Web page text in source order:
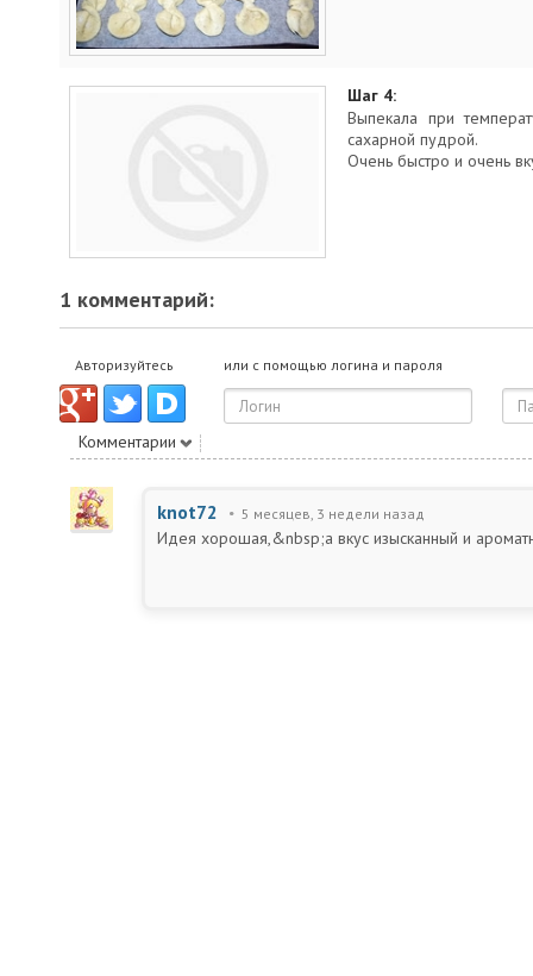
Шаг 4:
Выпекала при
сахарной пудрой.
Очень быстро и очень
1 комментарий:
Авторизуйтесь или с помощью логина и пароля
Комментарии
knot72 5 месяцев, 3 недели назад
Идея хорошая,&nbsp;а вкус изысканный и